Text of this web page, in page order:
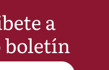
a
boletín